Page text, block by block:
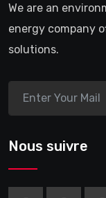
We are an
energy company
solutions.
Nous suivre